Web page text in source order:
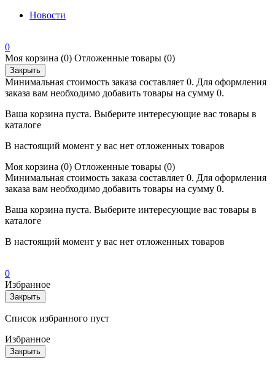
Новости
0
Моя корзина (0) Отложенные товары (0)
Закрыть
Минимальная стоимость заказа составляет 0. Для оформления
заказа вам необходимо добавить товары на сумму 0.
Ваша корзина пуста. Выберите интересующие вас товары в
каталоге
В настоящий момент у вас нет отложенных товаров
Моя корзина (0) Отложенные товары (0)
Минимальная стоимость заказа составляет 0. Для оформления
заказа вам необходимо добавить товары на сумму 0.
Ваша корзина пуста. Выберите интересующие вас товары в
каталоге
В настоящий момент у вас нет отложенных товаров
0
Избранное
Закрыть
Список избранного пуст
Избранное
Закрыть